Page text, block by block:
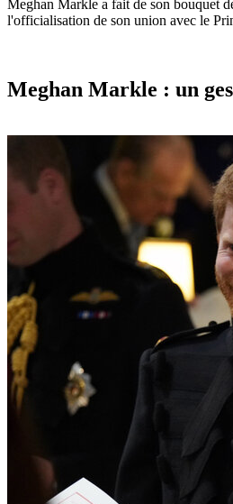
Meghan Markle a fait de son bouquet
l'officialisation de son union avec le
Meghan Markle : un